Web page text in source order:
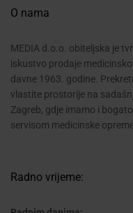
O nama
MEDIA d.o.o. obiteljska je
iskustvo prodaje
davne 1963. godine.
vlastite prostorije na
Zagreb, gdje imamo i
servisom medicinske
Radno vrijeme: